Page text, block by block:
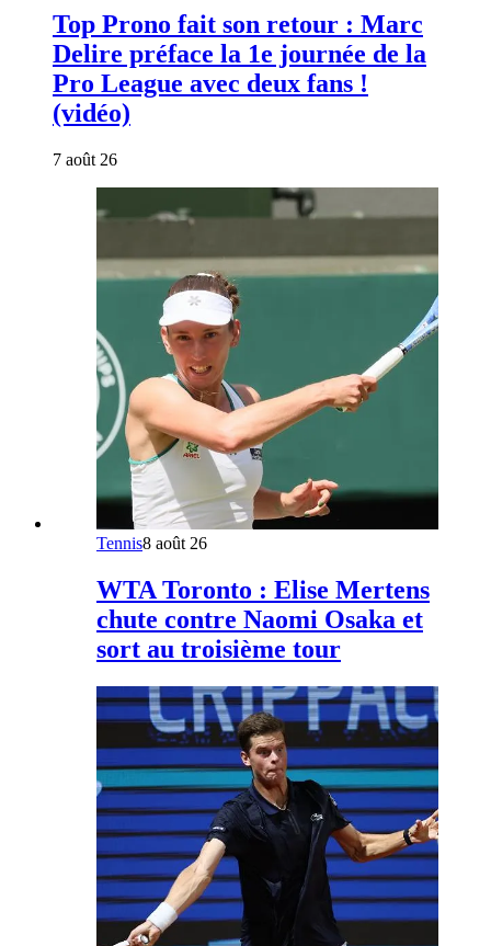
Top Prono fait son retour : Marc
Delire préface la 1e journée de la
Pro League avec deux fans !
(vidéo)
7 août 26
Tennis8 août 26
WTA Toronto : Elise Mertens
chute contre Naomi Osaka et
sort au troisième tour